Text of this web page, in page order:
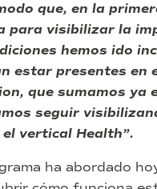
que, en la
para visibilizar la
hemos ido
estar presentes en
que sumamos ya
seguir
vertical Health”.
ha abordado